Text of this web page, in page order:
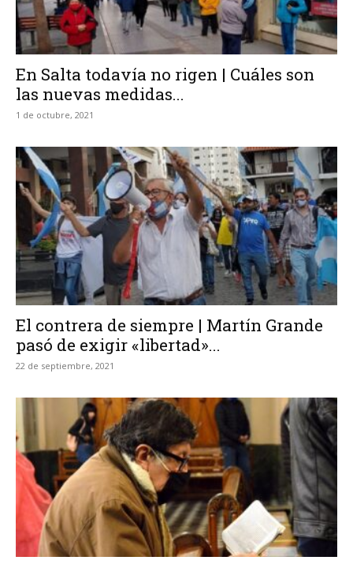
En Salta todavía no rigen | Cuáles son
las nuevas medidas...
1 de octubre, 2021
El contrera de siempre | Martín Grande
pasó de exigir «libertad»...
22 de septiembre, 2021